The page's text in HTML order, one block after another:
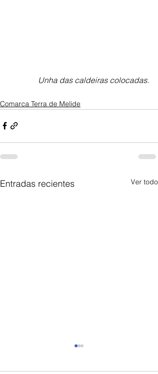
Unha das caldeiras colocadas.
Comarca Terra de Melide
Entradas recientes Ver todo